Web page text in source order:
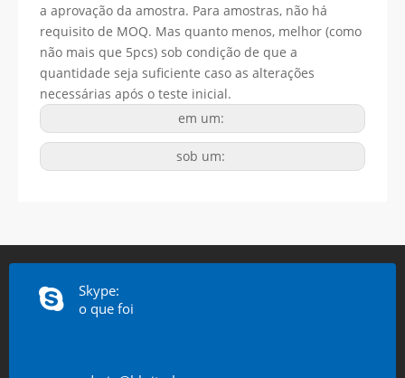
a aprovação da amostra. Para amostras, não há
requisito de MOQ. Mas quanto menos, melhor (como
não mais que 5pcs) sob condição de que a
quantidade seja suficiente caso as alterações
necessárias após o teste inicial.
em um:
sob um:
Skype:
o que foi